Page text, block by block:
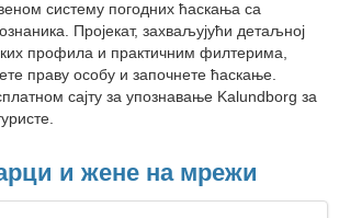
систему погодних ћаскања са
Пројекат, захваљујући детаљној
профила и практичним филтерима,
праву особу и започнете ћаскање.
сајту за упознавање Kalundborg за
и жене на мрежи